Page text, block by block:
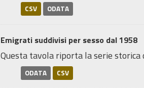
CSV ODATA
Emigrati suddivisi per sesso dal 1958
Questa tavola riporta la serie
ODATA CSV